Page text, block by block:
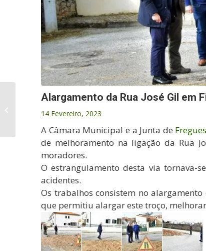
Alargamento da Rua José Gil em
14 Fevereiro, 2023
A Câmara Municipal e a Junta de
de melhoramento na ligação da Rua
moradores.
O estrangulamento desta via tornava-
acidentes.
Os trabalhos consistem no
que permitiu alargar este troço,
Obras de
requalificação do Canil
Municipal avançam a
bom ritmo